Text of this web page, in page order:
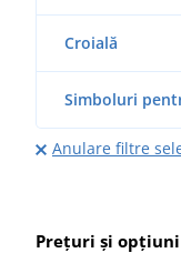
Croială
Simboluri
Anulare filtre
Prețuri și